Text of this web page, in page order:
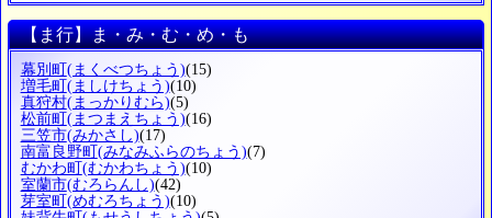
【ま行】ま・み・む・め・も
幕別町 (まくべつちょう)(15)
増毛町 (ましけちょう)(10)
真狩村(まっかりむら)(5)
松前町 (まつまえちょう)(16)
三笠市(みかさし)(17)
南富良野町 (みなみふらのちょう)(7)
むかわ町 (むかわちょう)(10)
室蘭市(むろらんし)(42)
芽室町 (めむろちょう)(10)